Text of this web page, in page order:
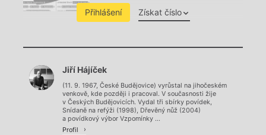
Přihlášení Získat číslo
Chviličku.
Jiří Hájíček
(11. 9. 1967, České Budějovice) vyrůstal na jihočeském
venkově, kde později i pracoval. V současnosti žije
v Českých Budějovicích. Vydal tři sbírky povídek,
Snídaně na refýži (1998), Dřevěný nůž (2004)
a povídkový výbor Vzpomínky ...
Profil